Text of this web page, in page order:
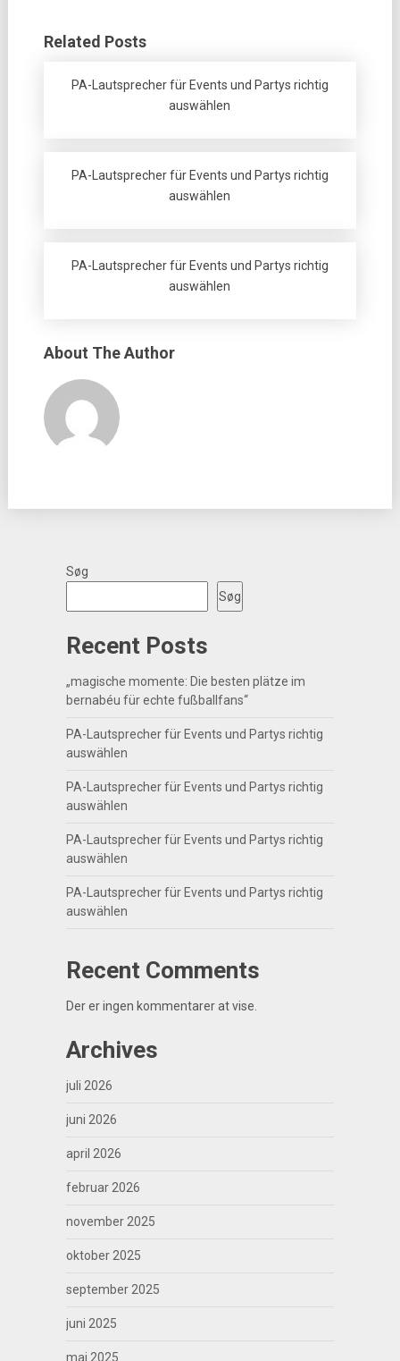
Related Posts
PA-Lautsprecher für Events und Partys richtig
auswählen
PA-Lautsprecher für Events und Partys richtig
auswählen
PA-Lautsprecher für Events und Partys richtig
auswählen
About The Author
Søg
Søg
Recent Posts
„magische momente: Die besten plätze im
bernabéu für echte fußballfans“
PA-Lautsprecher für Events und Partys richtig
auswählen
PA-Lautsprecher für Events und Partys richtig
auswählen
PA-Lautsprecher für Events und Partys richtig
auswählen
PA-Lautsprecher für Events und Partys richtig
auswählen
Recent Comments
Der er ingen kommentarer at vise.
Archives
juli 2026
juni 2026
april 2026
februar 2026
november 2025
oktober 2025
september 2025
juni 2025
maj 2025